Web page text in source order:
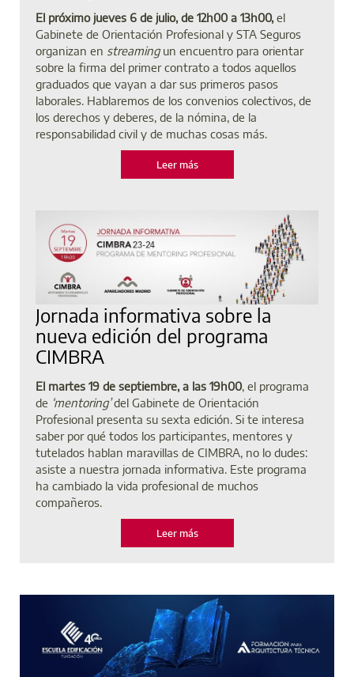
El próximo jueves 6 de julio, de 12h00 a 13h00,el
Gabinete de Orientación Profesional y STA Seguros
organizan en streamingun encuentro para orientar
sobre la firma del primer contrato a todos aquellos
graduados que vayan a dar sus primeros pasos
laborales. Hablaremos de los convenios colectivos, de
los derechos y deberes, de la nómina, de la
responsabilidad civil y de muchas cosas más.
Leer más
Jornada informativa sobre la
nueva edición del programa
CIMBRA
El martes 19 de septiembre, a las 19h00, el programa
de ‘mentoring’del Gabinete de Orientación
Profesional presenta su sexta edición. Si te interesa
saber por qué todos los participantes, mentores y
tutelados hablan maravillas de CIMBRA, no lo dudes:
asiste a nuestra jornada informativa. Este programa
ha cambiado la vida profesional de muchos
compañeros.
Leer más